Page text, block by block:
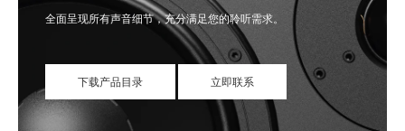
全面呈现所有声音细节，充分满足您的聆听需求。
下载产品目录 立即联系